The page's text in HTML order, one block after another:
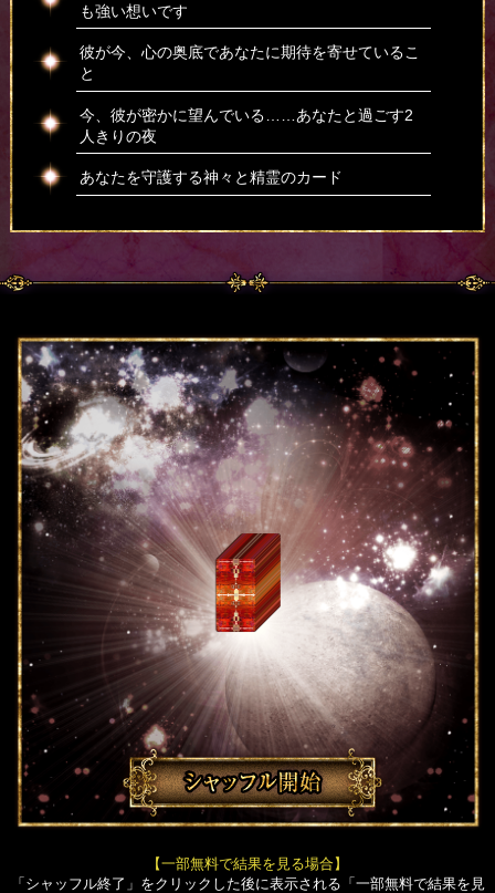
も強い想いです
彼が今、心の奥底であなたに期待を寄せているこ
と
今、彼が密かに望んでいる……あなたと過ごす2
人きりの夜
あなたを守護する神々と精霊のカード
【一部無料で結果を見る場合】
「シャッフル終了」をクリックした後に表示される「一部無料で結果を見